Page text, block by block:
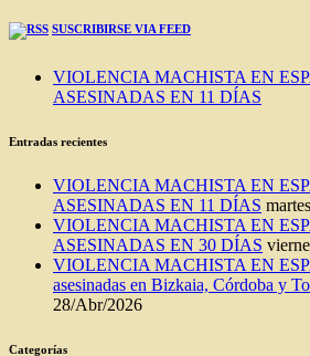
SUSCRIBIRSE VIA FEED
VIOLENCIA MACHISTA EN
ASESINADAS EN 11 DÍAS
Entradas recientes
VIOLENCIA MACHISTA EN
ASESINADAS EN 11 DÍAS
VIOLENCIA MACHISTA EN
ASESINADAS EN 30 DÍAS
VIOLENCIA MACHISTA EN
asesinadas en Bizkaia, Córdoba y
28/Abr/2026
Categorías